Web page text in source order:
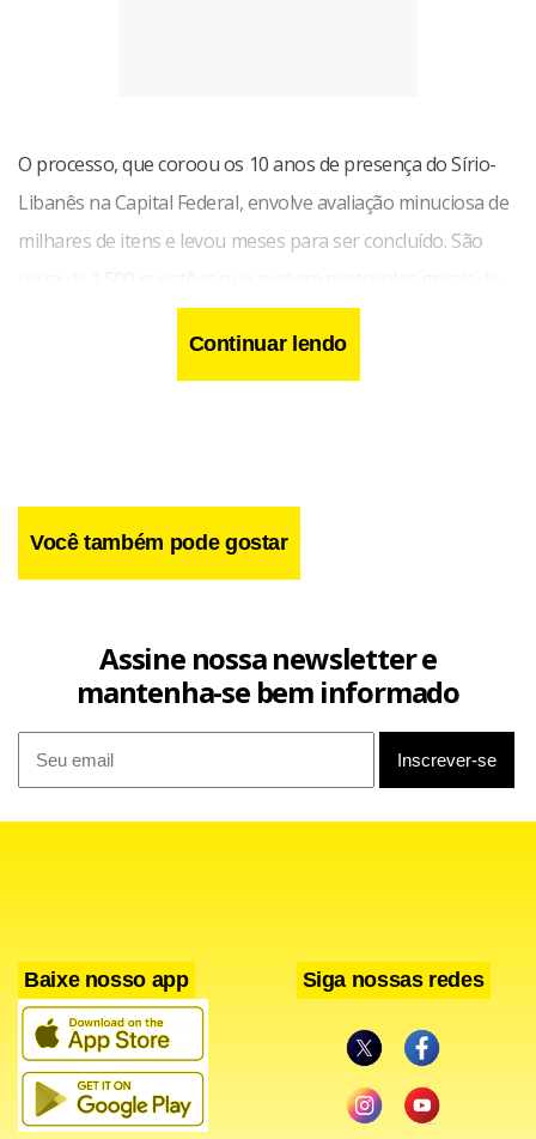
O processo, que coroou os 10 anos de presença do Sírio-
Libanês na Capital Federal, envolve avaliação minuciosa de
milhares de itens e levou meses para ser concluído. São
de saúde e visitantes, procedimentos como anestesia e
liderança e direção do hospital.
“Em mais de mil e quinhentos itens avaliados pela JCI,
fomos não conformes em nada”, explica o diretor-geral do
Sírio-Libanês em Brasília, Dr. Gustavo Fernandes.
Continuar lendo
Você também pode gostar
Assine nossa newsletter e
mantenha-se bem informado
Baixe nosso app Siga nossas redes